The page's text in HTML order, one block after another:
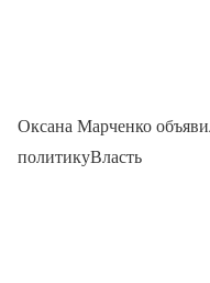
Оксана Марченко
политикуВласть